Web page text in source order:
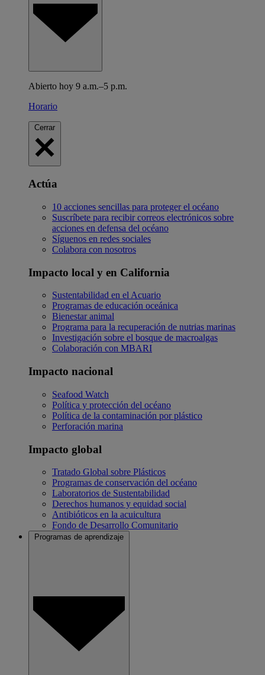
Abierto hoy 9 a.m.–5 p.m.
Horario
Cerrar
Actúa
10 acciones sencillas para proteger el océano
Suscríbete para recibir correos electrónicos sobre
acciones en defensa del océano
Síguenos en redes sociales
Colabora con nosotros
Impacto local y en California
Sustentabilidad en el Acuario
Programas de educación oceánica
Bienestar animal
Programa para la recuperación de nutrias marinas
Investigación sobre el bosque de macroalgas
Colaboración con MBARI
Impacto nacional
Seafood Watch
Política y protección del océano
Política de la contaminación por plástico
Perforación marina
Impacto global
Tratado Global sobre Plásticos
Programas de conservación del océano
Laboratorios de Sustentabilidad
Derechos humanos y equidad social
Antibióticos en la acuicultura
Fondo de Desarrollo Comunitario
Programas de aprendizaje